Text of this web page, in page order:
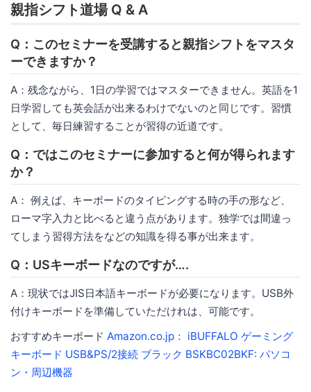
親指シフト道場 Q & A
Q：このセミナーを受講すると親指シフトをマスタ
ーできますか？
A：残念ながら、1日の学習ではマスターできません。英語を1
日学習しても英会話が出来るわけでないのと同じです。習慣
として、毎日練習することが習得の近道です。
Q：ではこのセミナーに参加すると何が得られます
か？
A： 例えば、キーボードのタイピングする時の手の形など、
ローマ字入力と比べると違う点があります。独学では間違っ
てしまう習得方法をなどの知識を得る事が出来ます。
Q：USキーボードなのですが….
A：現状ではJIS日本語キーボードが必要になります。USB外
付けキーボードを準備していただけれは、可能です。
おすすめキーボード Amazon.co.jp： iBUFFALO ゲーミング
キーボード USB&PS/2接続 ブラック BSKBC02BKF: パソコ
ン・周辺機器